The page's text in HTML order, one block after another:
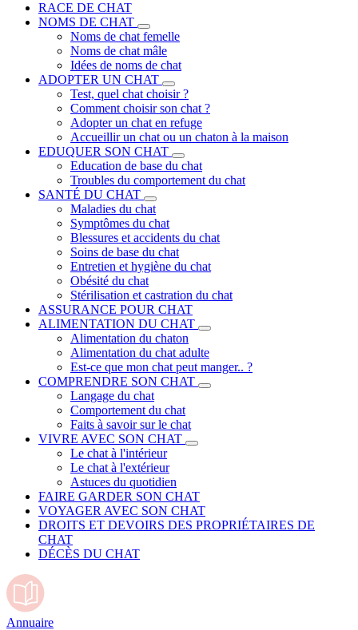
RACE DE CHAT
NOMS DE CHAT
Noms de chat femelle
Noms de chat mâle
Idées de noms de chat
ADOPTER UN CHAT
Test, quel chat choisir ?
Comment choisir son chat ?
Adopter un chat en refuge
Accueillir un chat ou un chaton à la maison
EDUQUER SON CHAT
Education de base du chat
Troubles du comportement du chat
SANTÉ DU CHAT
Maladies du chat
Symptômes du chat
Blessures et accidents du chat
Soins de base du chat
Entretien et hygiène du chat
Obésité du chat
Stérilisation et castration du chat
ASSURANCE POUR CHAT
ALIMENTATION DU CHAT
Alimentation du chaton
Alimentation du chat adulte
Est-ce que mon chat peut manger.. ?
COMPRENDRE SON CHAT
Langage du chat
Comportement du chat
Faits à savoir sur le chat
VIVRE AVEC SON CHAT
Le chat à l'intérieur
Le chat à l'extérieur
Astuces du quotidien
FAIRE GARDER SON CHAT
VOYAGER AVEC SON CHAT
DROITS ET DEVOIRS DES PROPRIÉTAIRES DE
CHAT
DÉCÈS DU CHAT
Annuaire